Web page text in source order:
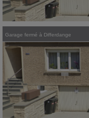
Garage fermé à Differdange